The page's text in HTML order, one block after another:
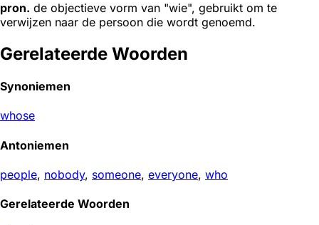
pron. de objectieve vorm van "wie", gebruikt om te
verwijzen naar de persoon die wordt genoemd.
Gerelateerde Woorden
Synoniemen
whose
Antoniemen
people, nobody, someone, everyone, who
Gerelateerde Woorden